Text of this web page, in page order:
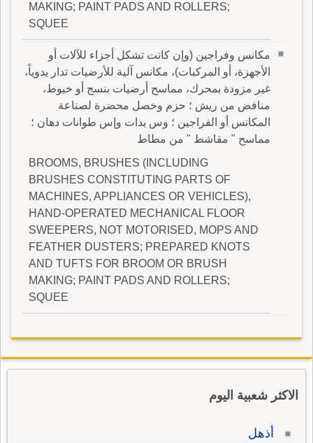
MAKING; PAINT PADS AND ROLLERS;
SQUEE
مكانس وفراجين (وإن كانت تشكل أجزاء للآلات أو
الأجهزة، أو المركبات)، مكانس آلية للأرضيات تدار يدوياً،
غير مزودة بمحرك، مماسح أرضيات بنسج أو خيوط،
منافض من ريش ؛ حزم وخصل محضرة لصناعة
المكانس أو الفراجين ؛ وس يدات وإس طوانات دهان ؛
مماسح " مقاشط " من مطاط
BROOMS, BRUSHES (INCLUDING
BRUSHES CONSTITUTING PARTS OF
MACHINES, APPLIANCES OR VEHICLES),
HAND-OPERATED MECHANICAL FLOOR
SWEEPERS, NOT MOTORISED, MOPS AND
FEATHER DUSTERS; PREPARED KNOTS
AND TUFTS FOR BROOM OR BRUSH
MAKING; PAINT PADS AND ROLLERS;
SQUEE
الاكثر شعبية اليوم
أذهل